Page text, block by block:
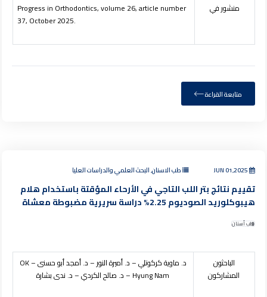
منشور في
Progress in Orthodontics, volume 26, article number
37, October 2025.
متابعة القراءة
طب الاسنان, البحث العلمي والدراسات العليا
تقييم نتائج بتر اللب التاجي في الأرحاء المؤقتة باستخدام هلام
هيبوكلوريد الصوديوم 2.25% دراسة سريرية مضبوطة معشاة
طب أسنان
الباحثون
المشاركون
د. ماوية كركوتلي – د. أميرة النور – د. أمجد أبو حسنى –OK
Hyung Nam – د. صالح الكردي – د. ندى بشارة